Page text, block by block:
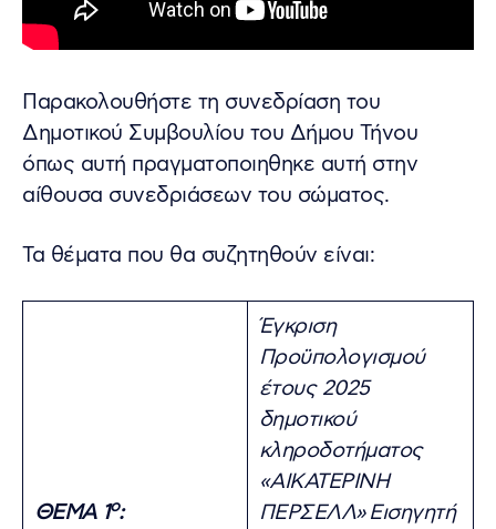
Παρακολουθήστε τη συνεδρίαση του
Δημοτικού Συμβουλίου του Δήμου Τήνου
όπως αυτή πραγματοποιηθηκε αυτή στην
αίθουσα συνεδριάσεων του σώματος.
Τα θέματα που θα συζητηθούν είναι:
ΘΕΜΑ 1ο:
Έγκριση
Προϋπολογισμού
έτους 2025
δημοτικού
κληροδοτήματος
«ΑΙΚΑΤΕΡΙΝΗ
ΠΕΡΣΕΛΛ»Εισηγητή